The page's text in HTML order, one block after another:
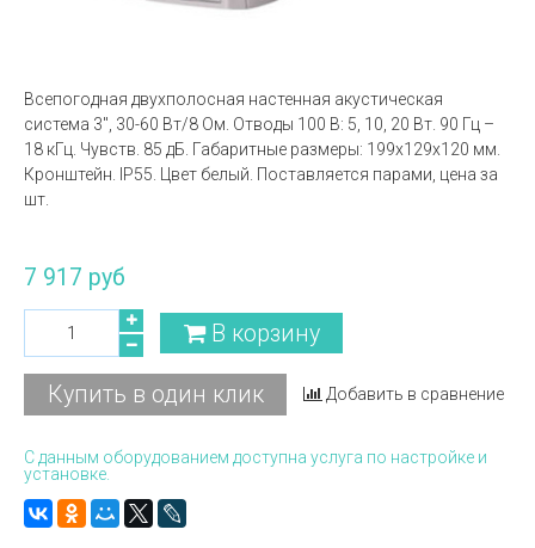
Всепогодная двухполосная настенная акустическая
система 3'', 30-60 Вт/8 Ом. Отводы 100 В: 5, 10, 20 Вт. 90 Гц –
18 кГц. Чувств. 85 дБ. Габаритные размеры: 199x129x120 мм.
Кронштейн. IP55. Цвет белый. Поставляется парами, цена за
шт.
7 917 руб
В корзину
Купить в один клик Добавить в сравнение
С данным оборудованием доступна услуга по настройке и
установке.